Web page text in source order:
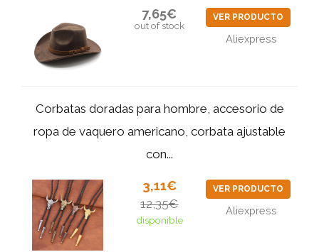
7,65€
out of stock
VER PRODUCTO
Aliexpress
Corbatas doradas para hombre, accesorio de
ropa de vaquero americano, corbata ajustable
con...
3,11€
12,35€
disponible
VER PRODUCTO
Aliexpress